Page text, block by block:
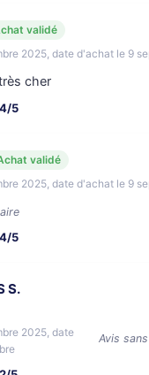
validé
2025, date d'achat le 9
cher
4/5
validé
2025, date d'achat le 9
4/5
S.
2025, date
Avis